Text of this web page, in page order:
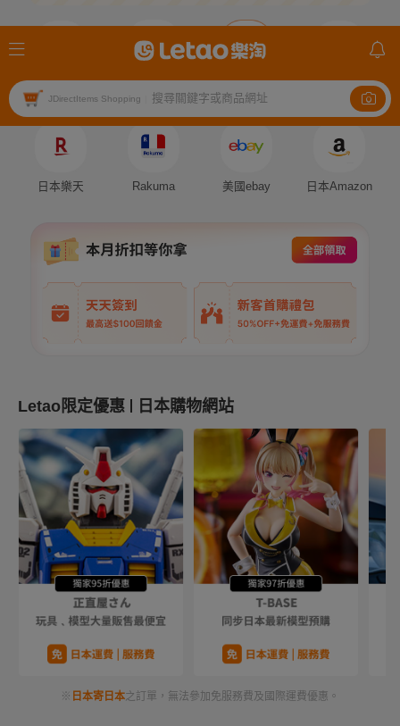
JDirectItems Shopping 搜尋關鍵字或商品網址
Auction
Fleamarket
Shopping
mercari
日本樂天 Rakuma 美國ebay 日本Amazon
Letao限定優惠 日本購物網站
※ 日本寄日本之訂單，無法參加免服務費及國際運費優惠。